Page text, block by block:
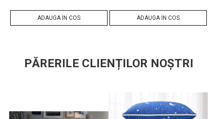
ADAUGA IN COS ADAUGA IN COS
PĂRERILE CLIENȚILOR NOȘTRI